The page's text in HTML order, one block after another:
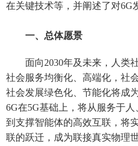
在关键技术等，并阐述了对6G
一、总体愿景
面向2030年及未来，人类社
社会服务均衡化、高端化，社
社会发展绿色化、节能化将成
6G在5G基础上，将从服务于
到支撑智能体的高效互联，将
联的跃迁，成为联接真实物理